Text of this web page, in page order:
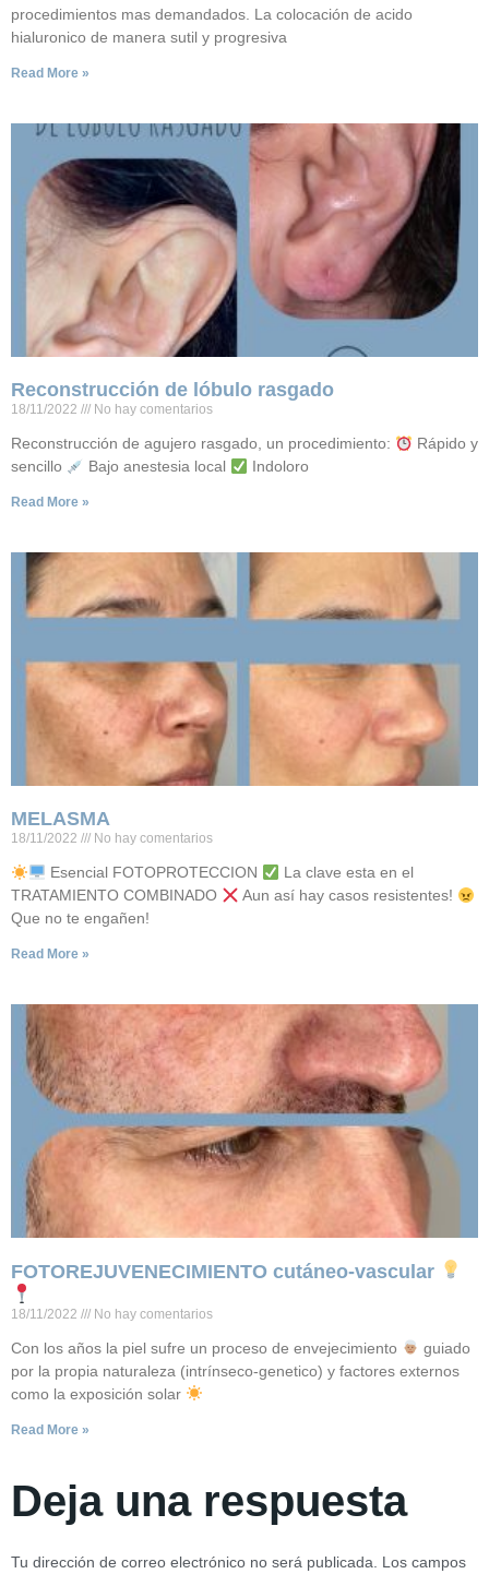
procedimientos mas demandados. La colocación de acido
hialuronico de manera sutil y progresiva
Read More »
Reconstrucción de lóbulo rasgado
18/11/2022 No hay comentarios
Reconstrucción de agujero rasgado, un procedimiento:
Rápido y
sencillo
Bajo anestesia local Indoloro
Read More »
MELASMA
18/11/2022 No hay comentarios
Esencial FOTOPROTECCION
La clave esta en el
TRATAMIENTO COMBINADO
Aun así hay casos resistentes!
Que no te engañen!
Read More »
FOTOREJUVENECIMIENTO cutáneo-vascular
18/11/2022 No hay comentarios
Con los años la piel sufre un proceso de envejecimiento
guiado
por la propia naturaleza (intrínseco-genetico) y factores externos
como la exposición solar
Read More »
Deja una respuesta
Tu dirección de correo electrónico no será publicada.
Los campos